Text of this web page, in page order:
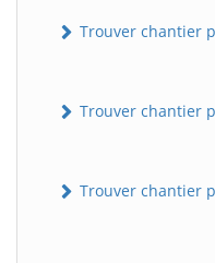
Trouver chantier
Trouver chantier
Trouver chantier